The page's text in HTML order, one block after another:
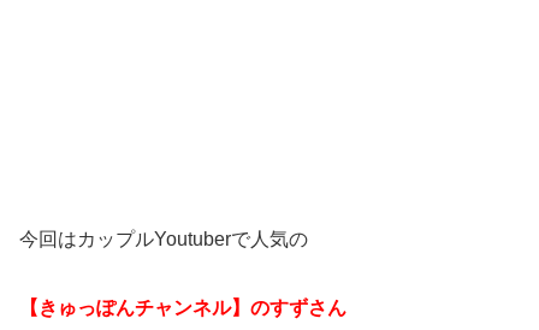
今回はカップルYoutuberで人気の
【きゅっぽんチャンネル】のすずさん